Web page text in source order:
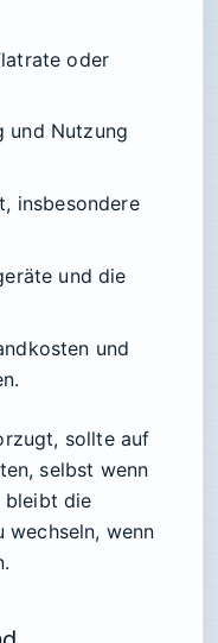
oder
und Nutzung
insbesondere
und die
und
sollte auf
selbst wenn
bleibt die
wechseln, wenn